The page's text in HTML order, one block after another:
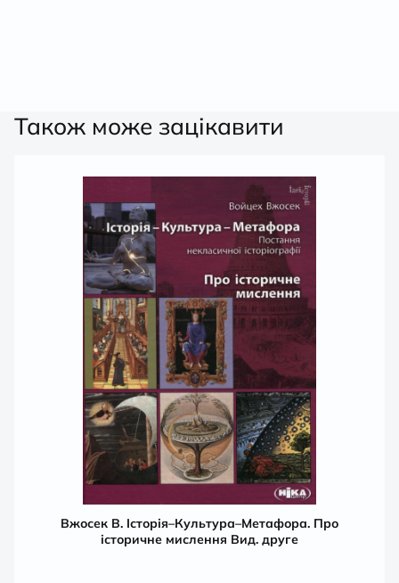
Також може зацікавити
Вжосек В. Історія–Культура–Метафора. Про
історичне мислення Вид. друге